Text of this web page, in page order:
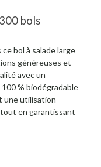
bols
bol à salade large
généreuses et
avec un
% biodégradable
une utilisation
en garantissant